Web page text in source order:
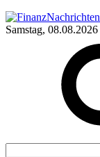
Samstag, 08.08.2026